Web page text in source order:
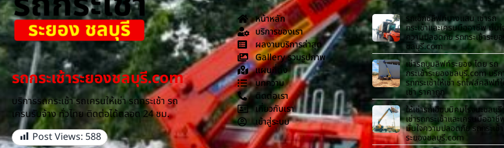
รถกระเช้าระยองชลบุรี.com
บริการรถกระเช้า รถเครนให้เช่า รถกระเช้า รถ
เครนรับจ้าง ทั่วไทย ติดต่อได้ตลอด 24 ชม.
Post Views: 588
หน้าหลัก
บริการของเรา
ผลงานบริการล่าสุด
Gallery รวมรูปภาพ
แผนที่ตั้ง
บทความ
ติดต่อเรา
เกี่ยวกับเรา
เข้าสู่ระบบ
รถเอ็กซ์ลิฟท์บางแสน เช่ารถ
กระเช้าและเครนมืออาชีพ มั่นใ
ความปลอดภัย รถกระเช้าระย
ชลบุรี.com
เช่ารถบูมลิฟท์ระยอง โดย รถ
กระเช้าระยองชลบุรี.com บริก
รถกระเช้าให้เช่า รถโฟล์คลิฟท์
เช่า ราคาถูก
ให้เช่ารถเฮี๊ยบนิคมโรจนะชลบุรี
เช่ารถกระเช้าและเครนมืออาชี
มั่นใจความปลอดภัย รถกระเช้า
ระยองชลบุรี.com